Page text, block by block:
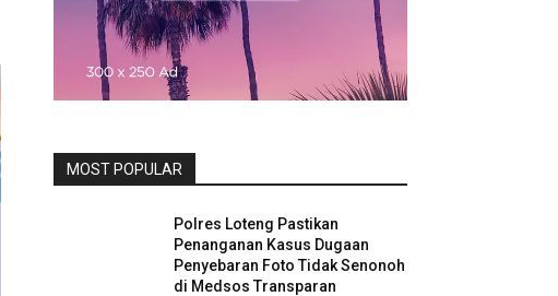
MOST POPULAR
Polres Loteng Pastikan
Penanganan Kasus Dugaan
Penyebaran Foto Tidak Senonoh
di Medsos Transparan